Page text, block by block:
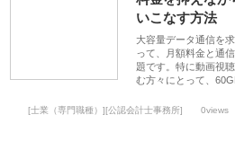
いこなす方法
大容量データ通信を
って、月額料金と通
題です。特に動画視
む方々にとって、
[士業（専門職種）][公認会計士事務所] 0views